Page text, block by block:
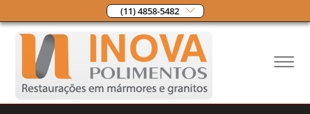
(11) 4858-5482